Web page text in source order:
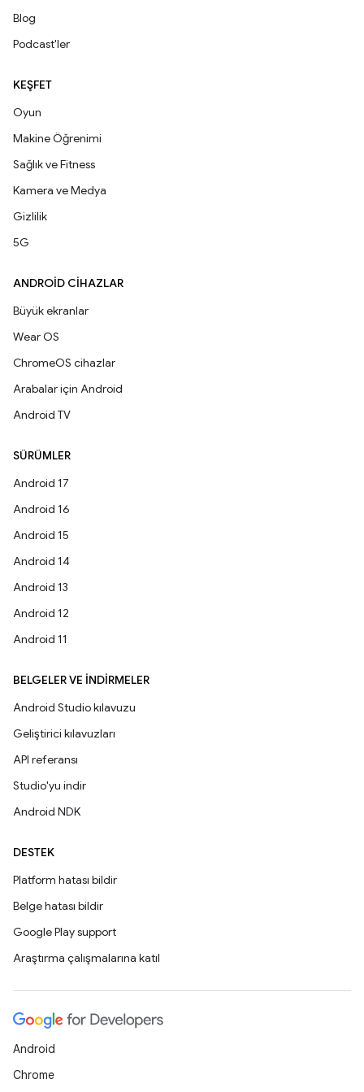
Blog
Podcast'ler
KEŞFET
Oyun
Makine Öğrenimi
Sağlık ve Fitness
Kamera ve Medya
Gizlilik
5G
ANDROID CIHAZLAR
Büyük ekranlar
Wear OS
ChromeOS cihazlar
Arabalar için Android
Android TV
SÜRÜMLER
Android 17
Android 16
Android 15
Android 14
Android 13
Android 12
Android 11
BELGELER VE İNDIRMELER
Android Studio kılavuzu
Geliştirici kılavuzları
API referansı
Studio'yu indir
Android NDK
DESTEK
Platform hatası bildir
Belge hatası bildir
Google Play support
Araştırma çalışmalarına katıl
Android
Chrome